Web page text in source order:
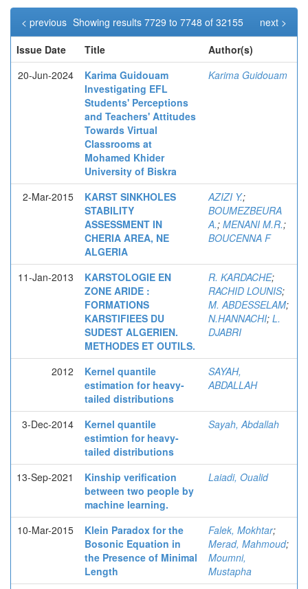
Showing results 7729 to 7748 of 32155
< previous
next >
Issue Date
Title
Author(s)
20-Jun-2024
Karima Guidouam
Investigating EFL
Students' Perceptions
and Teachers' Attitudes
Towards Virtual
Classrooms at
Mohamed Khider
University of Biskra
Karima Guidouam
2-Mar-2015
KARST SINKHOLES
STABILITY
ASSESSMENT IN
CHERIA AREA, NE
ALGERIA
AZIZI Y.;
BOUMEZBEURA
A.; MENANI M.R.;
BOUCENNA F
11-Jan-2013
KARSTOLOGIE EN
ZONE ARIDE :
FORMATIONS
KARSTIFIEES DU
SUDEST ALGERIEN.
METHODES ET OUTILS.
R. KARDACHE;
RACHID LOUNIS;
M. ABDESSELAM;
N.HANNACHI; L.
DJABRI
2012
Kernel quantile
estimation for heavy-
tailed distributions
SAYAH,
ABDALLAH
3-Dec-2014
Kernel quantile
estimtion for heavy-
tailed distributions
Sayah, Abdallah
13-Sep-2021
Kinship verification
between two people by
machine learning.
Laiadi, Oualid
10-Mar-2015
Klein Paradox for the
Bosonic Equation in
the Presence of Minimal
Length
Falek, Mokhtar;
Merad, Mahmoud;
Moumni,
Mustapha